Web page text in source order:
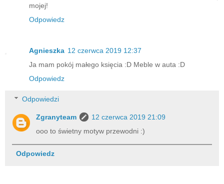
mojej!
Odpowiedz
Agnieszka 12 czerwca 2019 12:37
Ja mam pokój małego księcia :D Meble w auta :D
Odpowiedz
Odpowiedzi
Zgranyteam
12 czerwca 2019 21:09
ooo to świetny motyw przewodni :)
Odpowiedz